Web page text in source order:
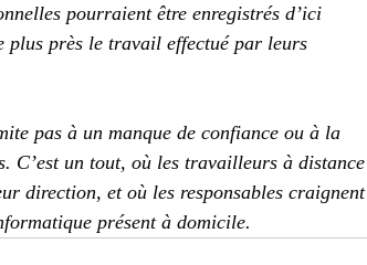
pourraient être enregistrés d’ici
plus près le travail effectué par leurs
pas à un manque de confiance ou à la
C’est un tout, où les travailleurs à distance
direction, et où les responsables craignent
présent à domicile.